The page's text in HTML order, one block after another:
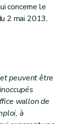
concerne le
2 mai 2013,
peuvent être
wallon de
à